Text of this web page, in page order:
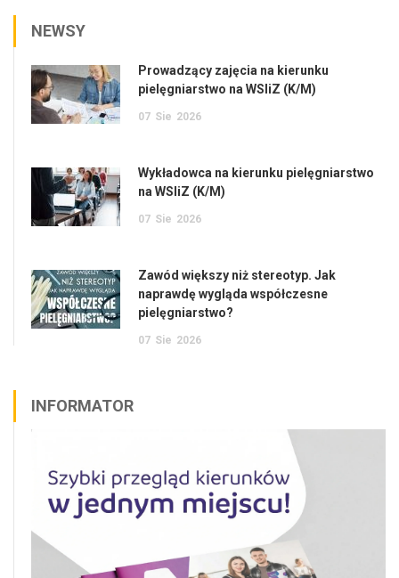
NEWSY
Prowadzący zajęcia na kierunku
pielęgniarstwo na WSIiZ (K/M)
07 Sie 2026
Wykładowca na kierunku pielęgniarstwo
na WSIiZ (K/M)
07 Sie 2026
Zawód większy niż stereotyp. Jak
naprawdę wygląda współczesne
pielęgniarstwo?
07 Sie 2026
INFORMATOR